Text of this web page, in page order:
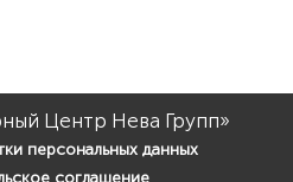
Центр Нева Групп»
персональных данных
соглашение